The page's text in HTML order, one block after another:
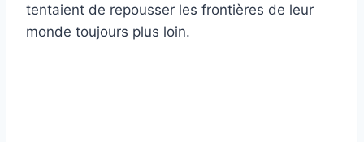
tentaient de repousser les frontières de leur
monde toujours plus loin.